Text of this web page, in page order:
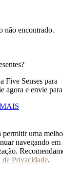
não encontrado.
Five Senses para
agora e envie
permitir uma
navegando em
de Privacidade.